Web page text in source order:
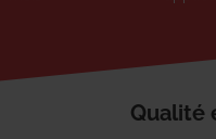
Qualité